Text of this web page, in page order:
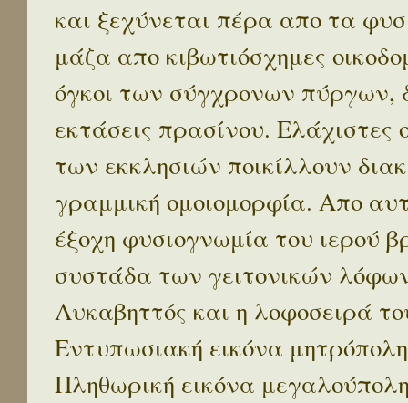
και ξεχύνεται πέρα απο τα
μάζα απο κιβωτιόσχημες
όγκοι των σύγχρονων πύργων,
εκτάσεις πρασίνου.
των εκκλησιών ποικίλλουν
γραμμική ομοιομορφία. Απο
έξοχη φυσιογνωμία του ιερού
συστάδα των γειτονικών
Λυκαβηττός και η λοφοσειρά
Εντυπωσιακή εικόνα
Πληθωρική εικόνα